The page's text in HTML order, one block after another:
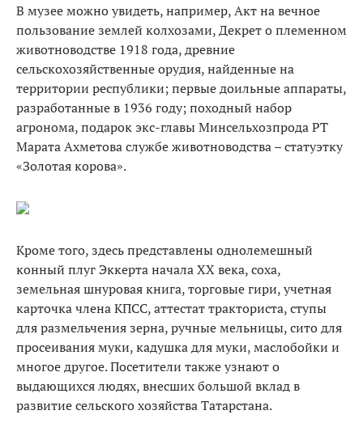
В музее можно увидеть, например, Акт на вечное
пользование землей колхозами, Декрет о племенном
животноводстве 1918 года, древние
сельскохозяйственные орудия, найденные на
территории республики; первые доильные аппараты,
разработанные в 1936 году; походный набор
агронома, подарок экс-главы Минсельхозпрода РТ
Марата Ахметова службе животноводства – статуэтку
«Золотая корова».
Кроме того, здесь представлены однолемешный
конный плуг Эккерта начала ХХ века, соха,
земельная шнуровая книга, торговые гири, учетная
карточка члена КПСС, аттестат тракториста, ступы
для размельчения зерна, ручные мельницы, сито для
просеивания муки, кадушка для муки, маслобойки и
многое другое. Посетители также узнают о
выдающихся людях, внесших большой вклад в
развитие сельского хозяйства Татарстана.